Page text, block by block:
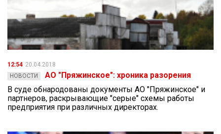
12:54 20.04.2018
НОВОСТИ
АО "Пряжинское": хроника разорения
В суде обнародованы документы АО "Пряжинское" и
партнеров, раскрывающие "серые" схемы работы
предприятия при различных директорах.